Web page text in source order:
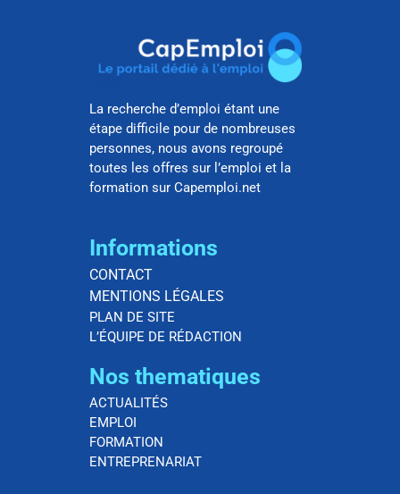
La recherche d’emploi étant une
étape difficile pour de nombreuses
personnes, nous avons regroupé
toutes les offres sur l’emploi et la
formation sur Capemploi.net
Informations
CONTACT
MENTIONS LÉGALES
PLAN DE SITE
L’ÉQUIPE DE RÉDACTION
Nos thematiques
ACTUALITÉS
EMPLOI
FORMATION
ENTREPRENARIAT